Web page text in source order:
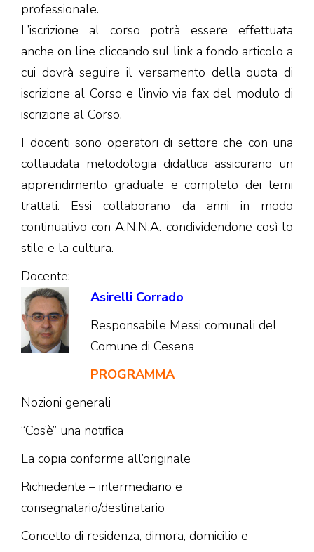
professionale.
L’iscrizione al corso potrà essere effettuata
anche on line cliccando sul link a fondo articolo a
cui dovrà seguire il versamento della quota di
iscrizione al Corso e l’invio via fax del modulo di
iscrizione al Corso.
I docenti sono operatori di settore che con una
collaudata metodologia didattica assicurano un
apprendimento graduale e completo dei temi
trattati. Essi collaborano da anni in modo
continuativo con A.N.N.A. condividendone così lo
stile e la cultura.
Docente:
Asirelli Corrado
Responsabile Messi comunali del
Comune di Cesena
PROGRAMMA
Nozioni generali
“Cos’è” una notifica
La copia conforme all’originale
Richiedente – intermediario e
consegnatario/destinatario
Concetto di residenza, dimora, domicilio e